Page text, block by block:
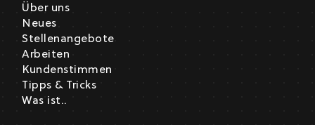
Über uns
Neues
Stellenangebote
Arbeiten
Kundenstimmen
Tipps & Tricks
Was ist..